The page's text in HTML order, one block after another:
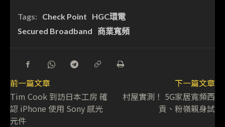
Tags: Check Point
HGC環電
Secured Broadband
商業寬頻
前一篇文章
Tim Cook 到訪日本工房 確
認 iPhone 使用 Sony 感光
元件
下一篇文章
村屋實測！ 5G家居寬頻西
貢、粉嶺親身試